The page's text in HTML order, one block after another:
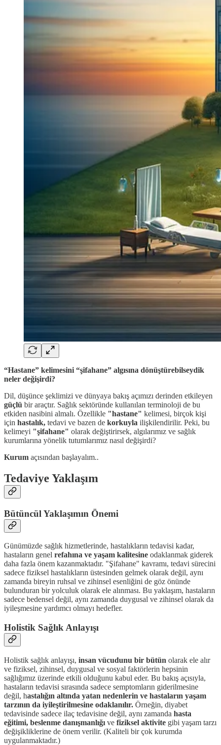
“Hastane” kelimesini “şifahane” algısına dönüştürebilseydik
neler değişirdi?
Dil, düşünce şeklimizi ve dünyaya bakış açımızı derinden etkileyen
güçlü bir araçtır. Sağlık sektöründe kullanılan terminoloji de bu
etkiden nasibini almalı. Özellikle "hastane" kelimesi, birçok kişi
için hastalık, tedavi ve bazen de korkuyla ilişkilendirilir. Peki, bu
kelimeyi "şifahane" olarak değiştirirsek, algılarımız ve sağlık
kurumlarına yönelik tutumlarımız nasıl değişirdi?
Kurum açısından başlayalım..
Tedaviye Yaklaşım
Bütüncül Yaklaşımın Önemi
Günümüzde sağlık hizmetlerinde, hastalıkların tedavisi kadar,
hastaların genel refahına ve yaşam kalitesine odaklanmak giderek
daha fazla önem kazanmaktadır. "Şifahane" kavramı, tedavi sürecini
sadece fiziksel hastalıkların üstesinden gelmek olarak değil, aynı
zamanda bireyin ruhsal ve zihinsel esenliğini de göz önünde
bulunduran bir yolculuk olarak ele alınması. Bu yaklaşım, hastaların
sadece bedensel değil, aynı zamanda duygusal ve zihinsel olarak da
iyileşmesine yardımcı olmayı hedefler.
Holistik Sağlık Anlayışı
Holistik sağlık anlayışı, insan vücudunu bir bütün olarak ele alır
ve fiziksel, zihinsel, duygusal ve sosyal faktörlerin hepsinin
sağlığımız üzerinde etkili olduğunu kabul eder. Bu bakış açısıyla,
hastaların tedavisi sırasında sadece semptomların giderilmesine
değil, hastalığın altında yatan nedenlerin ve hastaların yaşam
tarzının da iyileştirilmesine odaklanılır. Örneğin, diyabet
tedavisinde sadece ilaç tedavisine değil, aynı zamanda hasta
eğitimi, beslenme danışmanlığı ve fiziksel aktivite gibi yaşam tarzı
değişikliklerine de önem verilir. (Kaliteli bir çok kurumda
uygulanmaktadır.)